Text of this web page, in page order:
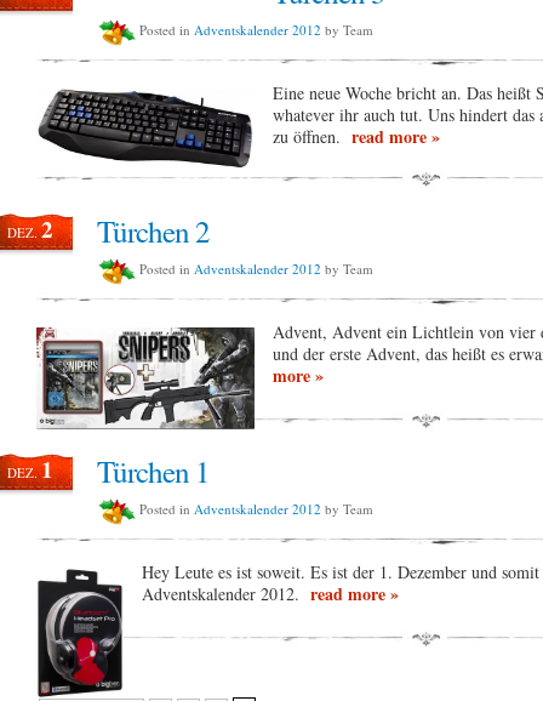
Posted in Adventskalender 2012 by Team
Eine neue Woche bricht an. Das
whatever ihr auch tut. Uns hindert das
zu öffnen. read more »
DEZ.2 Türchen 2
Posted in Adventskalender 2012 by Team
Advent, Advent ein Lichtlein von vier
und der erste Advent, das heißt es
more »
DEZ.1 Türchen 1
Posted in Adventskalender 2012 by Team
Hey Leute es ist soweit. Es ist der 1. Dezember und
Adventskalender 2012. read more »